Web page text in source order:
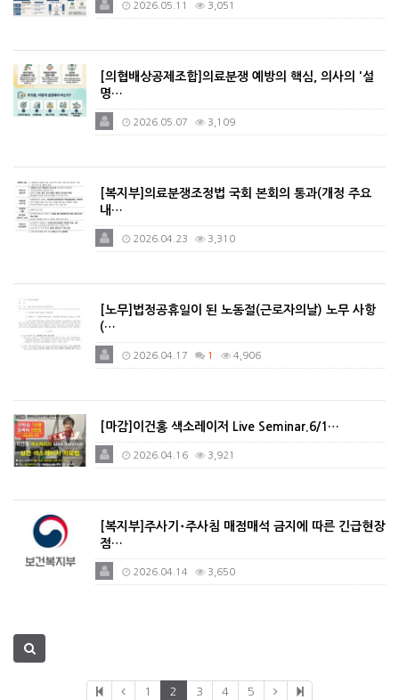
2026.05.11 3,051
[의협배상공제조합]의료분쟁 예방의 핵심, 의사의 '설
명…
2026.05.07 3,109
[복지부]의료분쟁조정법 국회 본회의 통과(개정 주요
내…
2026.04.23 3,310
[노무]법정공휴일이 된 노동절(근로자의날) 노무 사항
(…
2026.04.17 1 4,906
[마감]이건홍 색소레이저 Live Seminar.6/1…
2026.04.16 3,921
[복지부]주사기･주사침 매점매석 금지에 따른 긴급현장
점…
2026.04.14 3,650
1 2 3 4 5